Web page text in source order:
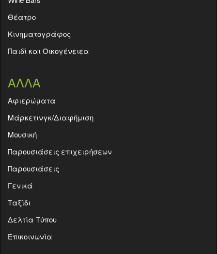
Θέατρο
Κινηματογράφος
Παιδί και Οικογένειεα
ΑΛΛΑ
Aφιερώματα
Μάρκετινγκ/Διαφήμιση
Μουσική
Παρουσιάσεις επιχειρήσεων
Παρουσιάσεις
Γενικά
Ταξίδι
Δελτία Τύπου
Επικοινωνία